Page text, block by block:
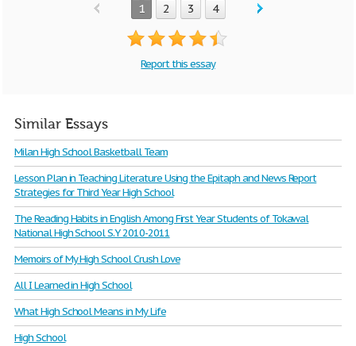
1 2 3 4
Report this essay
Similar Essays
Milan High School Basketball Team
Lesson Plan in Teaching Literature Using the Epitaph and News Report
Strategies for Third Year High School
The Reading Habits in English Among First Year Students of Tokawal
National High School S.Y 2010-2011
Memoirs of My High School Crush Love
All I Learned in High School
What High School Means in My Life
High School